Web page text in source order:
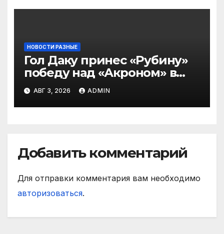
НОВОСТИ РАЗНЫЕ
Гол Даку принес «Рубину»
победу над «Акроном» в
матче РПЛ
АВГ 3, 2026 ADMIN
Добавить комментарий
Для отправки комментария вам необходимо
авторизоваться.